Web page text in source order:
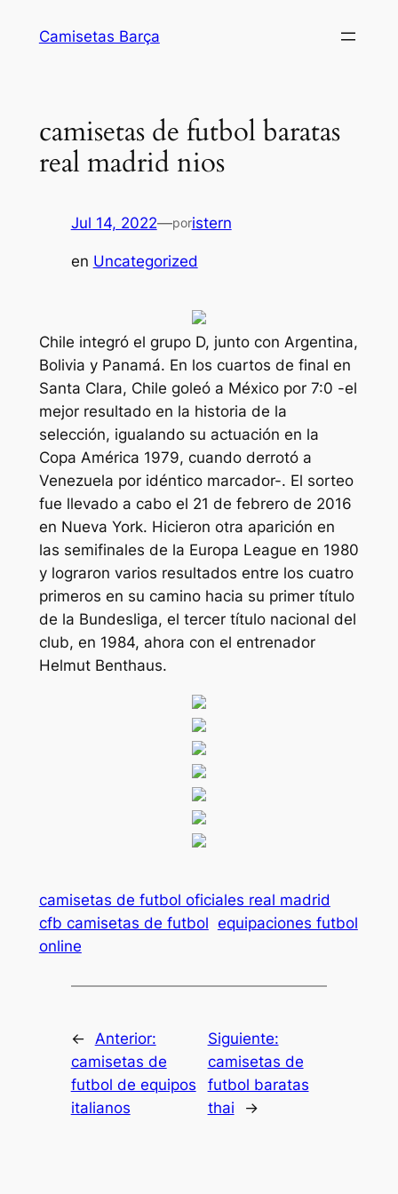
Camisetas Barça
camisetas de futbol baratas
real madrid nios
Jul 14, 2022—poristern
en Uncategorized
Chile integró el grupo D, junto con Argentina,
Bolivia y Panamá. En los cuartos de final en
Santa Clara, Chile goleó a México por 7:0 -el
mejor resultado en la historia de la
selección, igualando su actuación en la
Copa América 1979, cuando derrotó a
Venezuela por idéntico marcador-. El sorteo
fue llevado a cabo el 21 de febrero de 2016
en Nueva York. Hicieron otra aparición en
las semifinales de la Europa League en 1980
y lograron varios resultados entre los cuatro
primeros en su camino hacia su primer título
de la Bundesliga, el tercer título nacional del
club, en 1984, ahora con el entrenador
Helmut Benthaus.
camisetas de futbol oficiales real madrid
cfb camisetas de futbol equipaciones futbol
online
←
Anterior:
camisetas de
futbol de equipos
italianos
Siguiente:
camisetas de
futbol baratas
thai
→